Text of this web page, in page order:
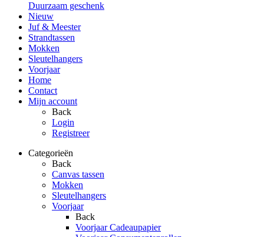
Duurzaam geschenk
Nieuw
Juf & Meester
Strandtassen
Mokken
Sleutelhangers
Voorjaar
Home
Contact
Mijn account
Back
Login
Registreer
Categorieën
Back
Canvas tassen
Mokken
Sleutelhangers
Voorjaar
Back
Voorjaar Cadeaupapier